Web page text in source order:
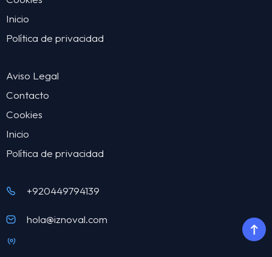
Inicio
Política de privacidad
Aviso Legal
Contacto
Cookies
Inicio
Política de privacidad
+920449794139
hola@iznoval.com